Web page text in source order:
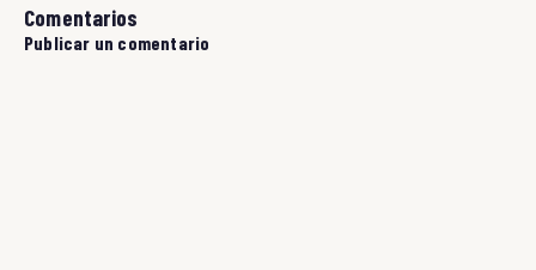
Comentarios
Publicar un comentario